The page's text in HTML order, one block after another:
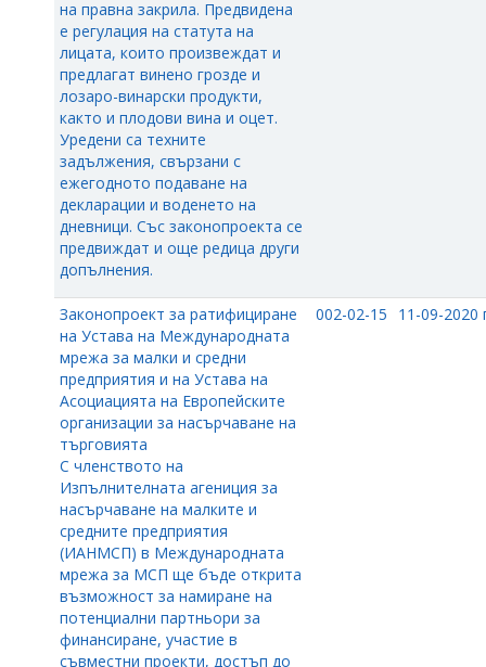
на правна закрила. Предвидена
е регулация на статута на
лицата, които произвеждат и
предлагат винено грозде и
лозаро-винарски продукти,
както и плодови вина и оцет.
Уредени са техните
задължения, свързани с
ежегодното подаване на
декларации и воденето на
дневници. Със законопроекта се
предвиждат и още редица други
допълнения.
Законопроект за ратифициране
на Устава на Международната
мрежа за малки и средни
предприятия и на Устава на
Асоциацията на Европейските
организации за насърчаване на
търговията
С членството на
Изпълнителната агениция за
насърчаване на малките и
средните предприятия
(ИАНМСП) в Международната
мрежа за МСП ще бъде открита
възможност за намиране на
потенциални партньори за
финансиране, участие в
съвместни проекти, достъп до
002-02-15 11-09-2020